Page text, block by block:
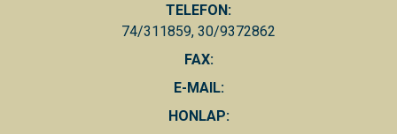
TELEFON:
74/311859, 30/9372862
FAX:
E-MAIL:
HONLAP: